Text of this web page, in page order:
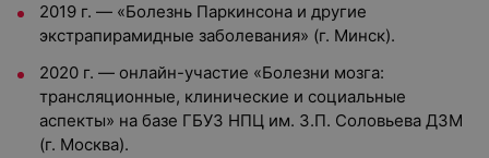
2019 г. — «Болезнь Паркинсона и другие
экстрапирамидные заболевания» (г. Минск).
2020 г. — онлайн-участие «Болезни мозга:
трансляционные, клинические и социальные
аспекты» на базе ГБУЗ НПЦ им. З.П. Соловьева ДЗМ
(г. Москва).